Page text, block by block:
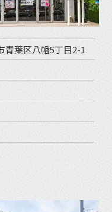
葉区八幡5丁目2-1